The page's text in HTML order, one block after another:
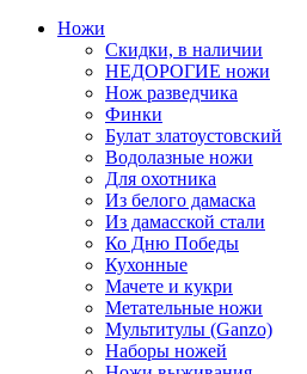
Ножи
Скидки, в наличии
НЕДОРОГИЕ ножи
Нож разведчика
Финки
Булат златоустовский
Водолазные ножи
Для охотника
Из белого дамаска
Из дамасской стали
Ко Дню Победы
Кухонные
Мачете и кукри
Метательные ножи
Мультитулы (Ganzo)
Наборы ножей